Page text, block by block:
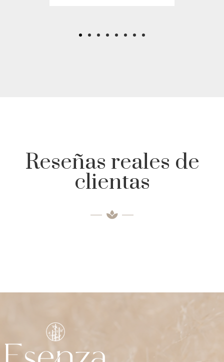
Reseñas reales de
clientas